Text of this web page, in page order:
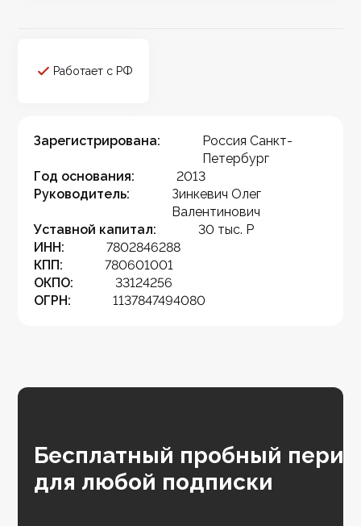
Работает с РФ
Зарегистрирована:
Россия Санкт-
Петербург
Год основания:
2013
Руководитель:
Зинкевич Олег
Валентинович
Уставной капитал:
30 тыс. Р
ИНН:
7802846288
КПП:
780601001
ОКПО:
33124256
ОГРН:
1137847494080
Бесплатный пробный
для любой подписки